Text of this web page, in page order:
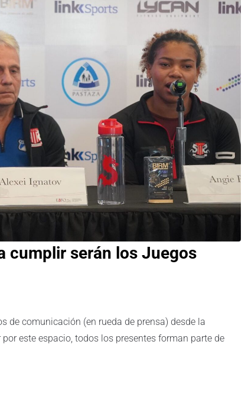
cumplir serán los Juegos
de comunicación (en rueda de prensa) desde la
este espacio, todos los presentes forman parte de